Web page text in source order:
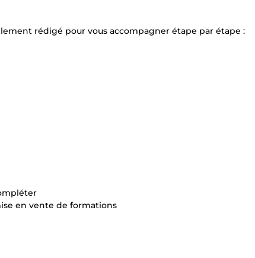
rédigé pour vous accompagner étape par étape :
en vente de formations